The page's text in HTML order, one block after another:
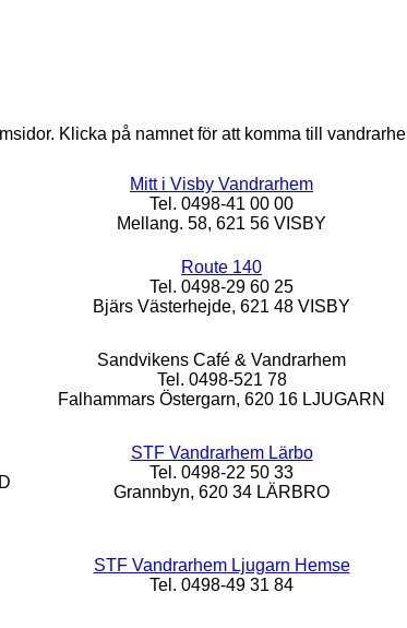
Klicka på namnet för att komma till
Mitt i Visby Vandrarhem
Tel. 0498-41 00 00
Mellang. 58, 621 56 VISBY
Route 140
Tel. 0498-29 60 25
Bjärs Västerhejde, 621 48 VISBY
Sandvikens Café & Vandrarhem
Tel. 0498-521 78
Falhammars Östergarn, 620 16 LJUGARN
STF Vandrarhem Lärbo
Tel. 0498-22 50 33
Grannbyn, 620 34 LÄRBRO
STF Vandrarhem Ljugarn Hemse
Tel. 0498-49 31 84